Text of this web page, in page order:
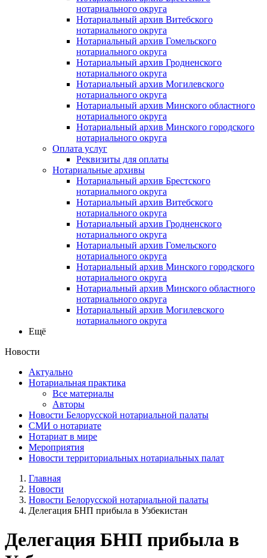
нотариального округа
Нотариальный архив Витебского
нотариального округа
Нотариальный архив Гомельского
нотариального округа
Нотариальный архив Гродненского
нотариального округа
Нотариальный архив Могилевского
нотариального округа
Нотариальный архив Минского областного
нотариального округа
Нотариальный архив Минского городского
нотариального округа
Оплата услуг
Реквизиты для оплаты
Нотариальные архивы
Нотариальный архив Брестского
нотариального округа
Нотариальный архив Витебского
нотариального округа
Нотариальный архив Гродненского
нотариального округа
Нотариальный архив Гомельского
нотариального округа
Нотариальный архив Минского городского
нотариального округа
Нотариальный архив Минского областного
нотариального округа
Нотариальный архив Могилевского
нотариального округа
Ещё
Новости
Актуально
Нотариальная практика
Все материалы
Авторы
Новости Белорусской нотариальной палаты
СМИ о нотариате
Нотариат в мире
Мероприятия
Новости территориальных нотариальных палат
Главная
Новости
Новости Белорусской нотариальной палаты
Делегация БНП прибыла в Узбекистан
Делегация БНП прибыла в